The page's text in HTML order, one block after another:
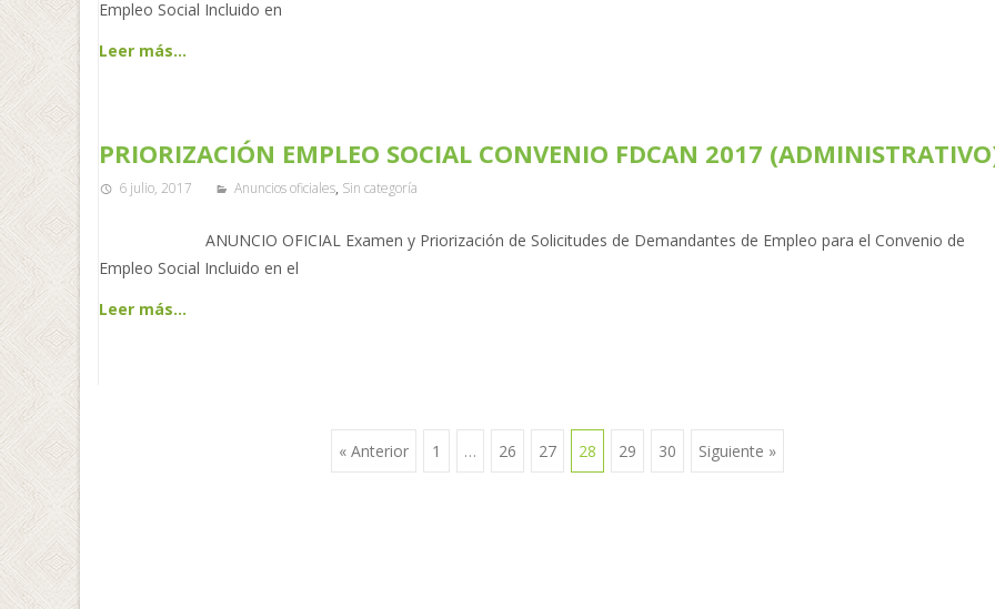
Empleo Social Incluido en
Leer más…
PRIORIZACIÓN EMPLEO SOCIAL CONVENIO FDCAN 2017
6 julio, 2017 Anuncios oficiales, Sin categoría
ANUNCIO OFICIAL Examen y Priorización de Solicitudes de Demandantes de Empleo para el Convenio de
Empleo Social Incluido en el
Leer más…
« Anterior 1 … 26 27 28 29 30 Siguiente »